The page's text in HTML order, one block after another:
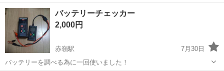
折れありません。 中古のため傷や汚れあります。
沖縄 豊見城市 赤嶺駅
バッテリーチェッカー
2,000円
赤嶺駅
7月30日
バッテリーを調べる為に一回使いました！